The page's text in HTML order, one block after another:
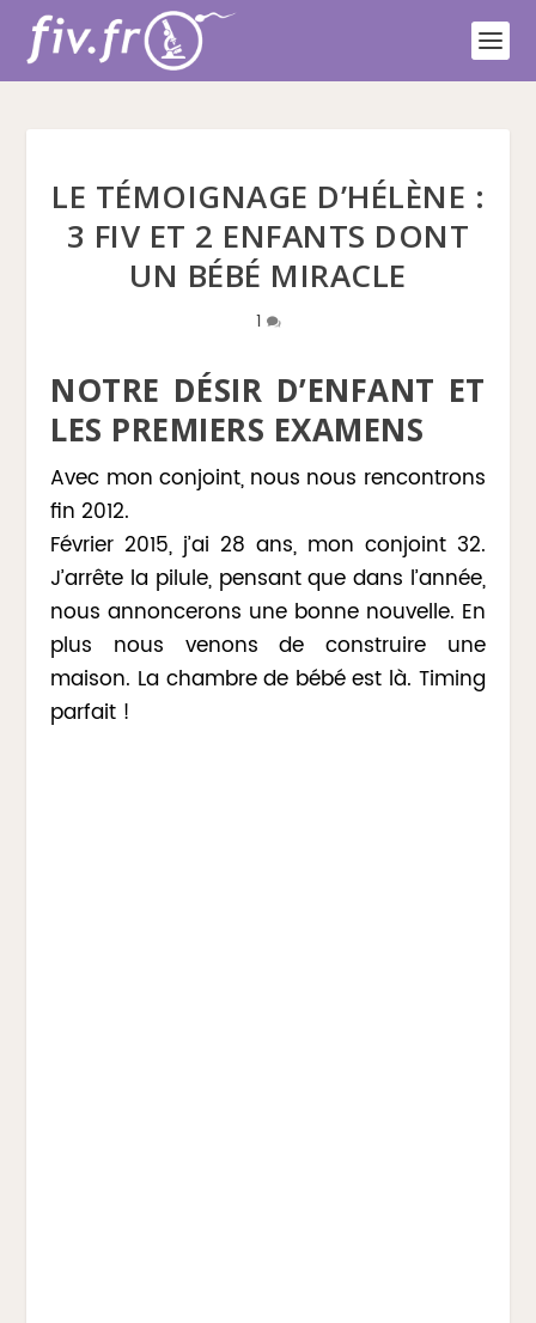
LE TÉMOIGNAGE D’HÉLÈNE :
3 FIV ET 2 ENFANTS DONT
UN BÉBÉ MIRACLE
1
NOTRE DÉSIR D’ENFANT ET
LES PREMIERS EXAMENS
Avec mon conjoint, nous nous rencontrons
fin 2012.
Février 2015, j’ai 28 ans, mon conjoint 32.
J’arrête la pilule, pensant que dans l’année,
nous annoncerons une bonne nouvelle. En
plus nous venons de construire une
maison. La chambre de bébé est là. Timing
parfait !